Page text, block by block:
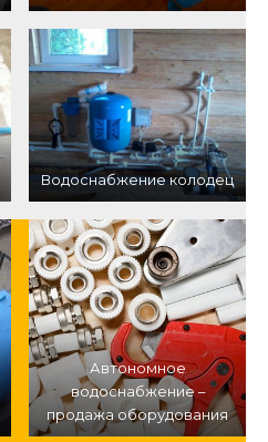
Водоснабжение колодец
Автономное
водоснабжение –
продажа оборудования